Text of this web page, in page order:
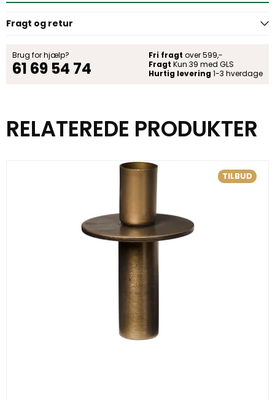
Fragt og retur
Brug for hjælp?
61 69 54 74
Fri fragt over 599,-
Fragt Kun 39 med GLS
Hurtig levering 1-3 hverdage
RELATEREDE PRODUKTER
TILBUD